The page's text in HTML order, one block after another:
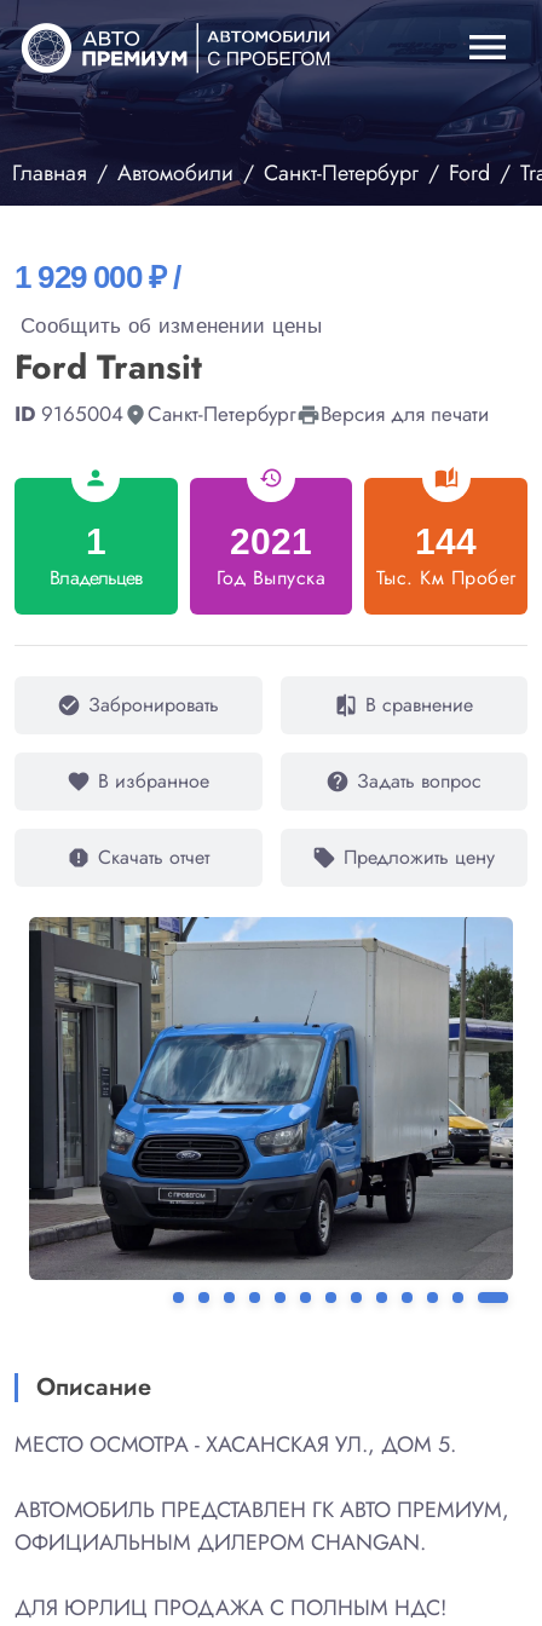
menu
Главная Автомобили Санкт-Петербург Ford
1 929 000 ₽ /
Сообщить об изменении цены
Ford Transit
ID 9165004fmd_goodСанкт-ПетербургprintВерсия для печати
person
1
Владельцев
history
2021
Год Выпуска
auto_stories
144
Тыс. Км Пробег
check_circle Забронировать compare В сравнение
favorite В избранное help Задать вопрос
report Скачать отчет local_offer Предложить цену
Описание
МЕСТО ОСМОТРА - ХАСАНСКАЯ УЛ., ДОМ 5.
АВТОМОБИЛЬ ПРЕДСТАВЛЕН ГК АВТО ПРЕМИУМ,
ОФИЦИАЛЬНЫМ ДИЛЕРОМ CHANGAN.
ДЛЯ ЮРЛИЦ ПРОДАЖА С ПОЛНЫМ НДС!